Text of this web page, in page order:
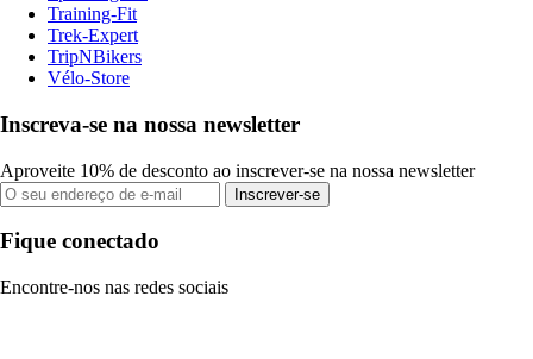
Training-Fit
Trek-Expert
TripNBikers
Vélo-Store
Inscreva-se na nossa newsletter
Aproveite 10% de desconto ao inscrever-se na nossa newsletter
Inscrever-se
Fique conectado
Encontre-nos nas redes sociais